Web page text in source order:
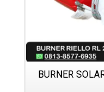
BURNER